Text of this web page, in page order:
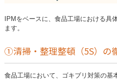
IPMをベースに、食品工場における具
ます。
①清掃・整理整頓（5S）の
食品工場において、ゴキブリ対策の基